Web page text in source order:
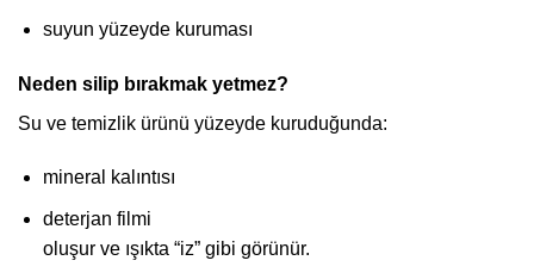
suyun yüzeyde kuruması
Neden silip bırakmak yetmez?
Su ve temizlik ürünü yüzeyde kuruduğunda:
mineral kalıntısı
deterjan filmi
oluşur ve ışıkta “iz” gibi görünür.